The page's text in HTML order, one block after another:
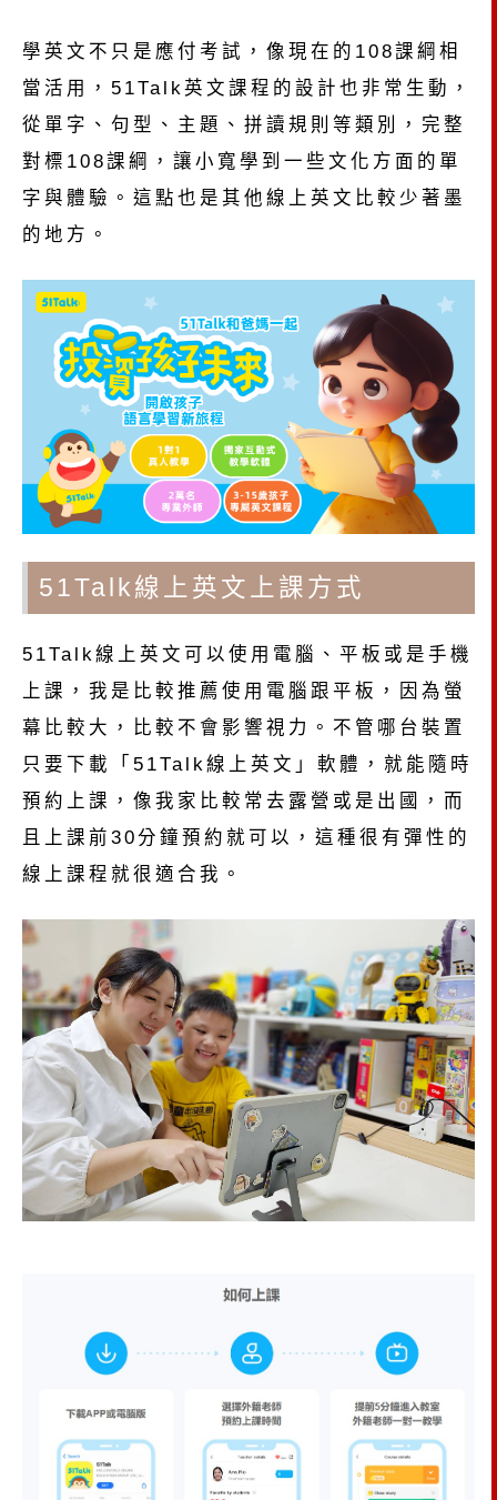
學英文不只是應付考試，像現在的 108課綱相
當活用， 51Talk 英文課程的設計也非常生動，
從單字、句型、主題、拼讀規則等類別，完整
對標108課綱，讓小寬學到一些文化方面的單
字與體驗。這點也是其他線上英文比較少著墨
的地方。
51Talk線上英文上課方式
51Talk線上英文可以使用電腦、平板或是手機
上課，我是比較推薦使用電腦跟平板，因為螢
幕比較大，比較不會影響視力。不管哪台裝置
只要下載「51Talk線上英文」軟體，就能隨時
預約上課，像我家比較常去露營或是出國，而
且上課前30分鐘預約就可以，這種很有彈性的
線上課程就很適合我。